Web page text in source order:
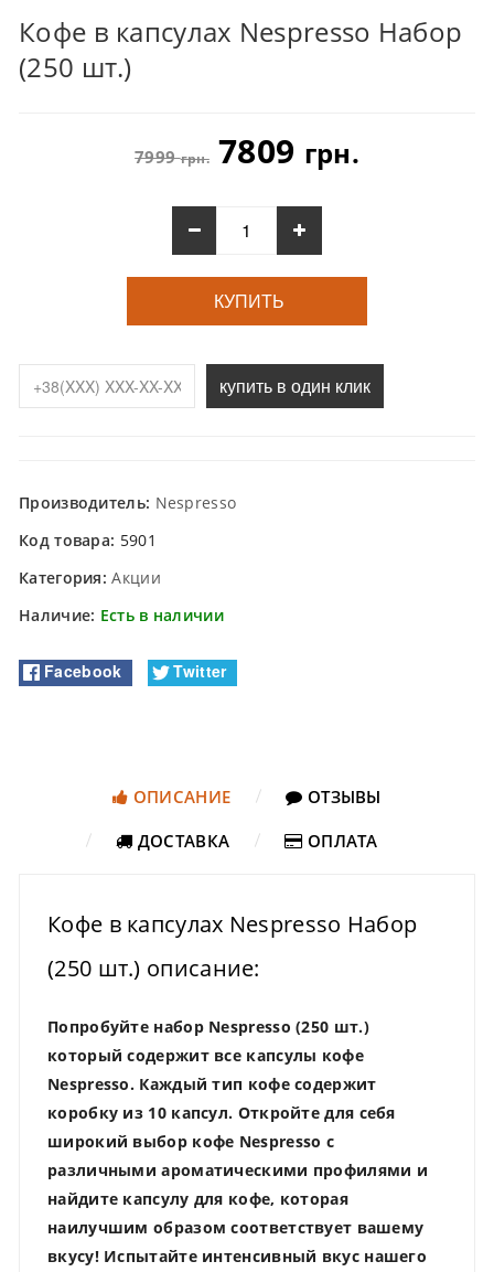
Кофе в капсулах Nespresso Набор
(250 шт.)
7999грн.7809 грн.
КУПИТЬ
купить в один клик
Производитель: Nespresso
Код товара: 5901
Категория:Акции
Наличие: Есть в наличии
Facebook Twitter
ОПИСАНИЕ
ОТЗЫВЫ
ДОСТАВКА
ОПЛАТА
Кофе в капсулах Nespresso Набор
(250 шт.) описание:
Попробуйте набор Nespresso (250 шт.)
который содержит все капсулы кофе
Nespresso. Каждый тип кофе содержит
коробку из 10 капсул. Откройте для себя
широкий выбор кофе Nespresso с
различными ароматическими профилями и
найдите капсулу для кофе, которая
наилучшим образом соответствует вашему
вкусу! Испытайте интенсивный вкус нашего